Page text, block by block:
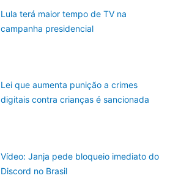
Lula terá maior tempo de TV na
campanha presidencial
Lei que aumenta punição a crimes
digitais contra crianças é sancionada
Vídeo: Janja pede bloqueio imediato do
Discord no Brasil